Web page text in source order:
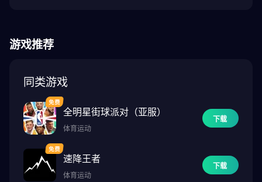
内容和货币仅会保存在你的移动设备上。
需要互联网连接和内存在4+ GB的移动设备。
游戏推荐
同类游戏
全明星街球派对（亚服）
体育运动
下载
速降王者
体育运动
下载